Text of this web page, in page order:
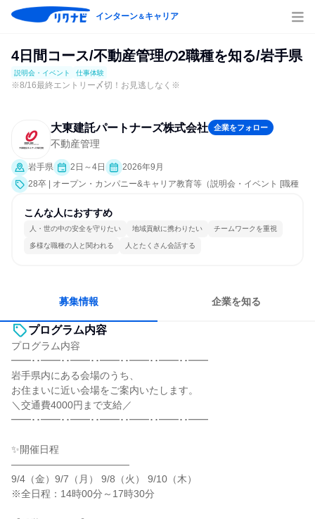
インターン＆キャリア
4日間コース/不動産管理の2職種を知る/岩手県
説明会・イベント 仕事体験
※8/16最終エントリー〆切！お見逃しなく※
大東建託パートナーズ株式会社 企業をフォロー
不動産管理
岩手県 2日～4日
2026年9月
28卒 | オープン・カンパニー&キャリア教育等（説明会・イベント [職種
こんな人におすすめ
人・世の中の安全を守りたい 地域貢献に携わりたい チームワークを重視
多様な職種の人と関われる 人とたくさん会話する
募集情報 企業を知る
プログラム内容
プログラム内容
━━･･━━･･━━･･━━･･━━･･━━･･━━
岩手県内にある会場のうち、
お住まいに近い会場をご案内いたします。
＼交通費4000円まで支給／
━━･･━━･･━━･･━━･･━━･･━━･･━━
✨開催日程
――――――――――――
9/4（金）9/7（月） 9/8（火） 9/10（木）
※全日程：14時00分～17時30分